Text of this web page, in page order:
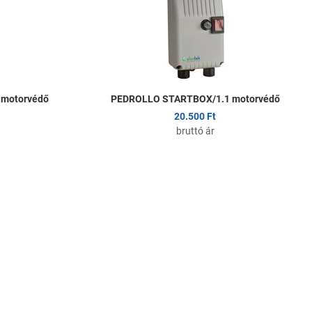
motorvédő
PEDROLLO STARTBOX/1.1 motorvédő
20.500 Ft
bruttó ár